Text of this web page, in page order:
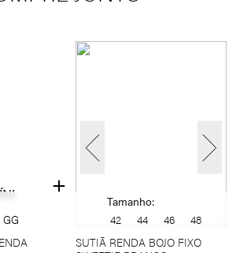
GG
Tamanho:
42
44 46
48
SUTIÃ RENDA BOJO FIXO